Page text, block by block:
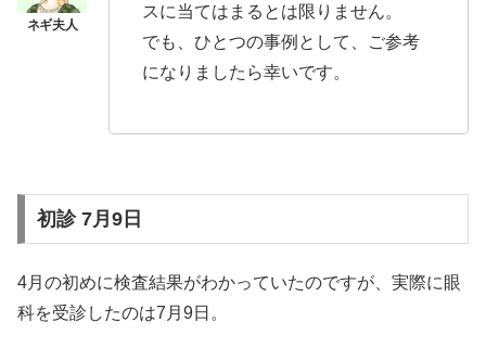
スに当てはまるとは限りません。
でも、ひとつの事例として、ご参考
になりましたら幸いです。
初診 7月9日
4月の初めに検査結果がわかっていたのですが、実際に眼
科を受診したのは7月9日。